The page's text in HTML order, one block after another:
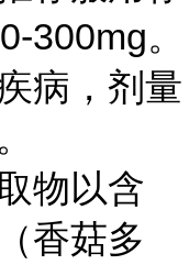
300mg。
病，剂量
物以含
香菇多